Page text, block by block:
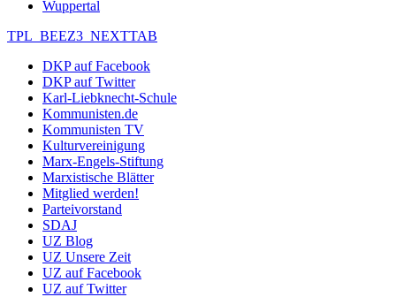
Wuppertal
TPL_BEEZ3_NEXTTAB
DKP auf Facebook
DKP auf Twitter
Karl-Liebknecht-Schule
Kommunisten.de
Kommunisten TV
Kulturvereinigung
Marx-Engels-Stiftung
Marxistische Blätter
Mitglied werden!
Parteivorstand
SDAJ
UZ Blog
UZ Unsere Zeit
UZ auf Facebook
UZ auf Twitter